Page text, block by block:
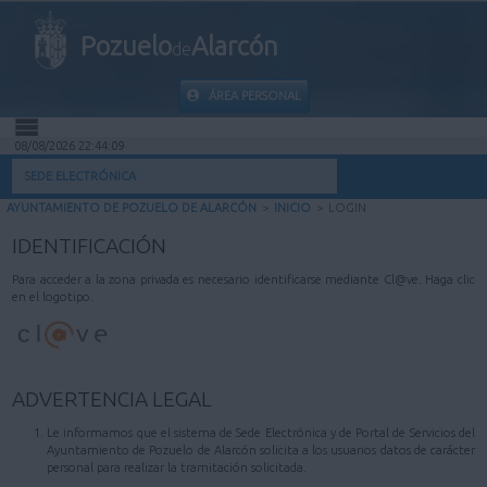
PozuelodeAlarcón
ÁREA PERSONAL
INICIO
MI CARPETA
INFORMACIÓN MUNICIPAL
AYUDA
08/08/2026 22:44:09
SEDE ELECTRÓNICA
AYUNTAMIENTO DE POZUELO DE ALARCÓN > INICIO > LOGIN
IDENTIFICACIÓN
Para acceder a la zona privada es necesario identificarse mediante Cl@ve. Haga clic
en el logotipo.
ADVERTENCIA LEGAL
Le informamos que el sistema de Sede Electrónica y de Portal de Servicios del
Ayuntamiento de Pozuelo de Alarcón solicita a los usuarios datos de carácter
personal para realizar la tramitación solicitada.